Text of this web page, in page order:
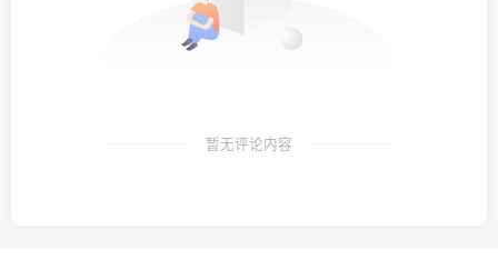
暂无评论内容